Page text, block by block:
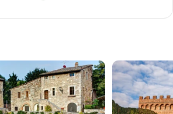
53024